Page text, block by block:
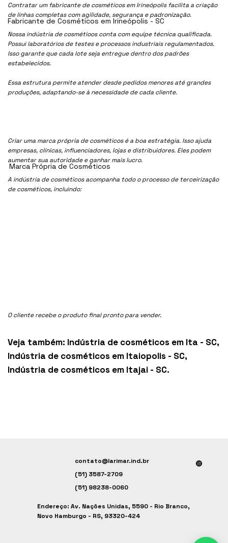
Contratar um fabricante de cosméticos em Irineópolis facilita a criação
de linhas completas com agilidade, segurança e padronização.
Nossa indústria de cosmétioos conta com equipe técnica qualificada.
Possui laboratórios de testes e processos industriais regulamentados.
Isso garante que cada lote seja entregue dentro dos padrões
estabelecidos.
Essa estrutura permite atender desde pedidos menores até grandes
produções, adaptando-se à necessidade de cada cliente.
Criar uma marca própria de cosméticos é a boa estratégia. Isso ajuda
empresas, clínicas, influenciadores, lojas e distribuidores. Eles podem
aumentar sua autoridade e ganhar mais lucro.
A indústria de cosméticos acompanha todo o processo de terceirização
de cosméticos, incluindo:
O cliente recebe o produto final pronto para vender.
Veja também: Indústria de cosméticos em Ita - SC,
Indústria de cosméticos em Itaiopolis - SC,
Indústria de cosméticos em Itajai - SC.
Fabricante de Cosméticos em Irineópolis - SC
Marca Própria de Cosméticos
contato@larimar.ind.br
(51) 3587-2709
(51) 98238-0060
Endereço: Av. Nações Unidas, 5590 - Rio Branco,
Novo Hamburgo - RS, 93320-424